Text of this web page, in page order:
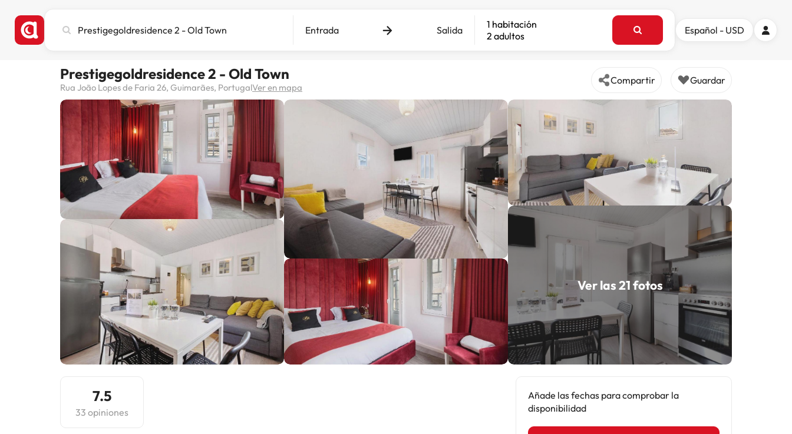
ciudad,
destino
Entrada Salida
1 habitación
2 adultos
Español - USD
Prestigegoldresidence 2 - Old Town
Rua João Lopes de Faria 26, Guimarães, PortugalVer en mapa
Compartir Guardar
Ver las 21 fotos
7.5
33 opiniones
Añade las fechas para comprobar la
disponibilidad